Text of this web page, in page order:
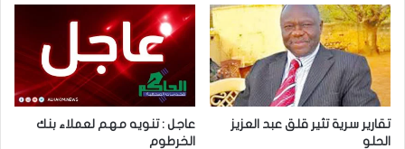
تقارير سرية تثير قلق عبد العزيز
الحلو
عاجل : تنويه مهم لعملاء بنك
الخرطوم